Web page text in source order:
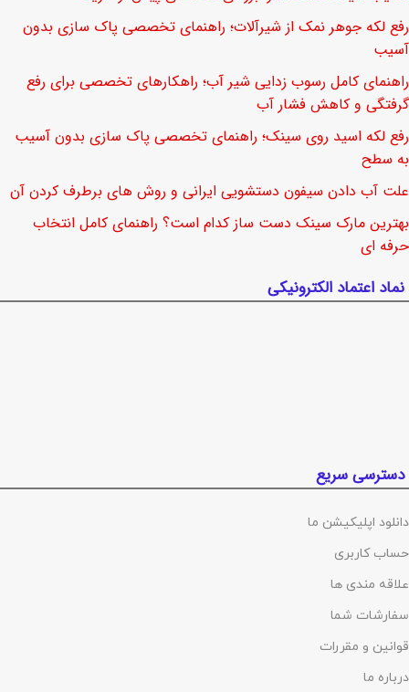
رفع لکه جوهر نمک از شیرآلات؛ راهنمای تخصصی پاک سازی بدون
آسیب
راهنمای کامل رسوب زدایی شیر آب؛ راهکارهای تخصصی برای رفع
گرفتگی و کاهش فشار آب
رفع لکه اسید روی سینک؛ راهنمای تخصصی پاک سازی بدون آسیب
به سطح
علت آب دادن سیفون دستشویی ایرانی و روش های برطرف کردن آن
بهترین مارک سینک دست ساز کدام است؟ راهنمای کامل انتخاب
حرفه ای
نماد اعتماد الکترونیکی
دسترسی سریع
دانلود اپلیکیشن ما
حساب کاربری
علاقه مندی ها
سفارشات شما
قوانین و مقررات
درباره ما